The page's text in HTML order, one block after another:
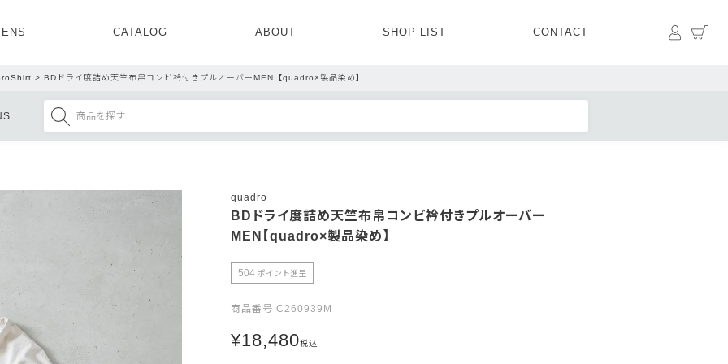
MENS ALL
TOPS OUTER BOTTOMS
WOMENS ALL
TOPS OUTER PANTS SKIRT
CATALOG ABOUT
CONCEPT NEWS COMPANY RECRUIT
SHOP LIST CONTACT マイペ
BDドライ度詰め天竺布帛コンビ衿付きプルオーバーMEN【quadro×製品染め】
quadro
BDドライ度詰め天竺布帛コンビ衿付きプルオーバー
MEN【quadro×製品染め】
504 ポイント進呈
商品番号 C260939M
¥18,480税込